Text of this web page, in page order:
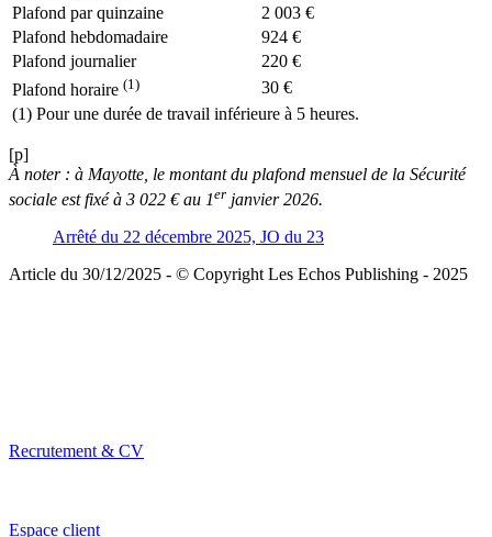
Plafond par quinzaine
2 003 €
Plafond hebdomadaire
924 €
Plafond journalier
220 €
Plafond horaire (1)
30 €
(1) Pour une durée de travail inférieure à 5 heures.
[p]
À noter : à Mayotte, le montant du plafond mensuel de la Sécurité
sociale est fixé à 3 022 € au 1er janvier 2026.
Arrêté du 22 décembre 2025, JO du 23
Article du 30/12/2025 - © Copyright Les Echos Publishing - 2025
Recrutement & CV
Espace client